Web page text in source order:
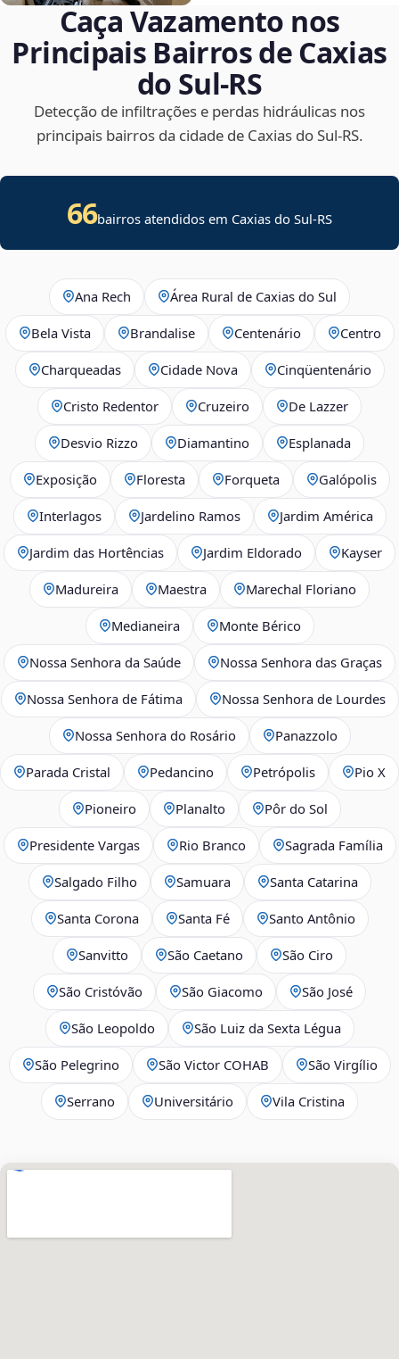
Caça Vazamento nos
Principais Bairros de Caxias
do Sul‑RS
Detecção de infiltrações e perdas hidráulicas nos
principais bairros da cidade de Caxias do Sul‑RS.
66bairros atendidos em Caxias do Sul-RS
Ana Rech Área Rural de Caxias do Sul
Bela Vista Brandalise Centenário Centro
Charqueadas Cidade Nova Cinqüentenário
Cristo Redentor Cruzeiro De Lazzer
Desvio Rizzo Diamantino Esplanada
Exposição Floresta Forqueta Galópolis
Interlagos Jardelino Ramos Jardim América
Jardim das Hortências Jardim Eldorado Kayser
Madureira Maestra Marechal Floriano
Medianeira Monte Bérico
Nossa Senhora da Saúde Nossa Senhora das Graças
Nossa Senhora de Fátima Nossa Senhora de Lourdes
Nossa Senhora do Rosário Panazzolo
Parada Cristal Pedancino Petrópolis Pio X
Pioneiro Planalto Pôr do Sol
Presidente Vargas Rio Branco Sagrada Família
Salgado Filho Samuara Santa Catarina
Santa Corona Santa Fé Santo Antônio
Sanvitto São Caetano São Ciro
São Cristóvão São Giacomo São José
São Leopoldo São Luiz da Sexta Légua
São Pelegrino São Victor COHAB São Virgílio
Serrano Universitário Vila Cristina